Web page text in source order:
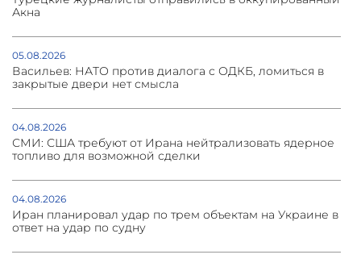
Акна
05.08.2026
Васильев: НАТО против диалога с ОДКБ, ломиться в
закрытые двери нет смысла
04.08.2026
СМИ: США требуют от Ирана нейтрализовать ядерное
топливо для возможной сделки
04.08.2026
Иран планировал удар по трем объектам на Украине в
ответ на удар по судну